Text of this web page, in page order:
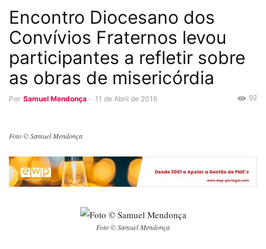
Encontro Diocesano dos
Convívios Fraternos levou
participantes a refletir sobre
as obras de misericórdia
Por Samuel Mendonça - 11 de Abril de 2016 92
Foto © Samuel Mendonça
Foto © Samuel Mendonça